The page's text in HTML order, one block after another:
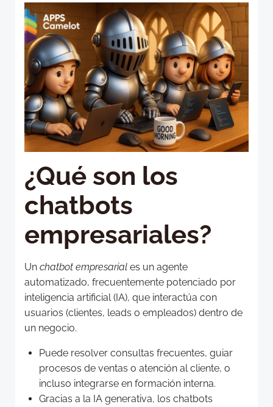
¿Qué son los
chatbots
empresariales?
Un chatbot empresarial es un agente
automatizado, frecuentemente potenciado por
inteligencia artificial (IA), que interactúa con
usuarios (clientes, leads o empleados) dentro de
un negocio.
Puede resolver consultas frecuentes, guiar
procesos de ventas o atención al cliente, o
incluso integrarse en formación interna.
Gracias a la IA generativa, los chatbots